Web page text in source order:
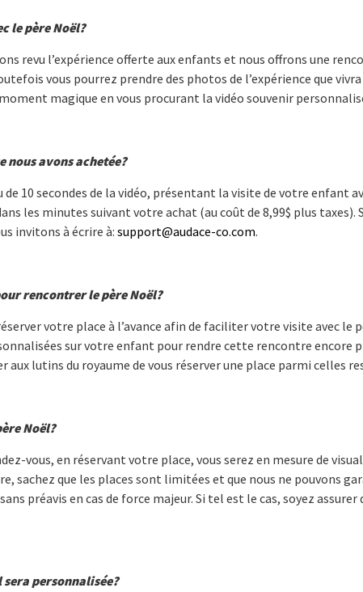
le père Noël?
revu l’expérience offerte aux enfants et nous offrons une
vous pourrez prendre des photos de l’expérience que
magique en vous procurant la vidéo souvenir
nous avons achetée?
10 secondes de la vidéo, présentant la visite de votre enfant
les minutes suivant votre achat (au coût de 8,99$ plus
invitons à écrire à: support@audace-co.com.
rencontrer le père Noël?
votre place à l’avance afin de faciliter votre visite avec le
sur votre enfant pour rendre cette rencontre encore
lutins du royaume de vous réserver une place parmi celles
Noël?
vous, en réservant votre place, vous serez en mesure de
sachez que les places sont limitées et que nous ne pouvons
préavis en cas de force majeur. Si tel est le cas, soyez
sera personnalisée?